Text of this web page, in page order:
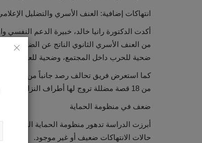
انتهاكات إضافية: العنف الأسري والتضليل
أكدت الدكتورة رانيا خالد، خبيرة الدعم النفسي
من العنف الأسري الثانوي الناتج عن الضغوط
ضحية للحرب داخل المجتمع، وضحية للعنف داخل
كما استعرض فريق تحالف رصد جانباً من التضليل
من 18 قصة مضللة تروج لها أطراف النزاع، وخصوصاً الحوثيين، وتم تفنيدها باستخدام المصادر المفتوحة وشهادات الضحايا.
ضعف في منظومة الحماية
حالات الانتهاكات ضعيف أو غير موجود.